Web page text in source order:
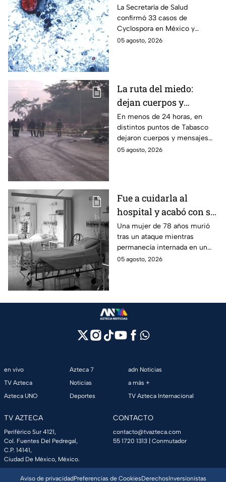
México: ¿en qué estado
se reportan los brotes
de diarrea explosiva?
La Secretaría de Salud
confirmó 33 casos de
Cyclospora en México y
mantiene investigaciones en
05 agosto, 2026
La ruta del miedo:
dejan cuerpos y
mensajes criminales
en carreteras de
Tabasco en un solo día
En menos de 24 horas, en
distintos puntos de Tabasco
dejaron cuerpos y mensajes
criminales en varias carreteras
05 agosto, 2026
Fue a cuidarla al
hospital y acabó con su
vida: Hombre habría
asfixiado a su suegra
mientras estaba
internada en Veracruz
Una mujer de 78 años murió
tras un ataque mientras
permanecía internada en un
hospital de Veracruz;
05 agosto, 2026
en vivo
TV Azteca
Azteca UNO
Azteca 7
Noticias
Deportes
adn Noticias
a más +
TV Azteca Internacional
TV AZTECA
Periférico Sur 4121,
Col. Fuentes Del Pedregal,
C.P. 14141,
Ciudad De México, México.
CONTACTO
contacto@tvazteca.com
55 1720 1313 | Conmutador
Aviso de privacidadPreferencias de CookiesDerechosInversionistas